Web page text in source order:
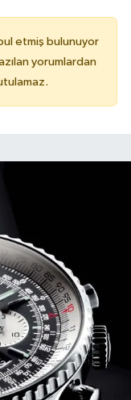
etmiş bulunuyor
yorumlardan